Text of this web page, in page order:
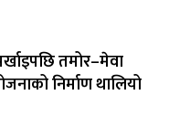
तमोर–मेवा
निर्माण थालियो